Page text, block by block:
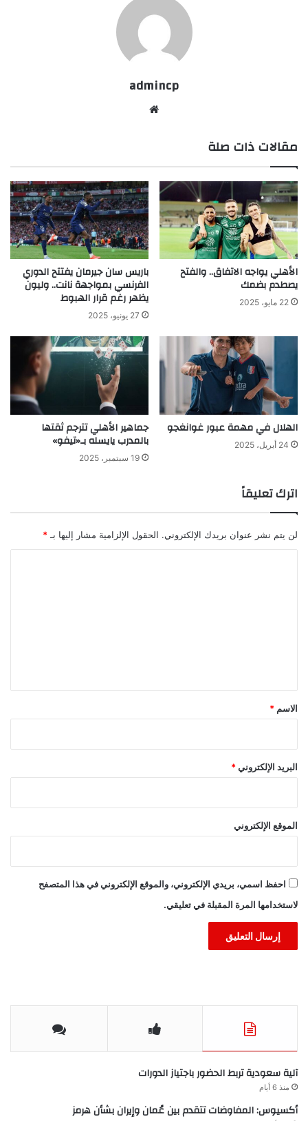
admincp
مقالات ذات صلة
الأهلي يواجه الاتفاق.. والفتح
يصطدم بضمك
22 مايو، 2025
باريس سان جيرمان يفتتح الدوري
الفرنسي بمواجهة نانت.. وليون
يظهر رغم قرار الهبوط
27 يونيو، 2025
الهلال في مهمة عبور غوانغجو
24 أبريل، 2025
جماهير الأهلي تترجم ثقتها
بالمدرب يايسله بـ«تيفو»
19 سبتمبر، 2025
اترك تعليقاً
لن يتم نشر عنوان بريدك الإلكتروني. الحقول الإلزامية مشار إليها بـ *
*
الاسم *
البريد الإلكتروني *
الموقع الإلكتروني
احفظ اسمي، بريدي الإلكتروني، والموقع الإلكتروني في هذا المتصفح
لاستخدامها المرة المقبلة في تعليقي.
آلية سعودية تربط الحضور باجتياز الدورات
منذ 6 أيام
أكسيوس: المفاوضات تتقدم بين عُمان وإيران بشأن هرمز